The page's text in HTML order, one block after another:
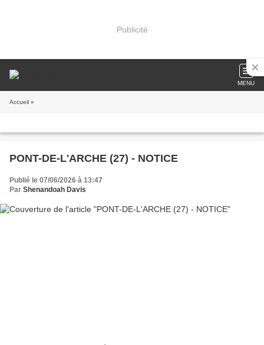
Publicité
MENU
Accueil »
PONT-DE-L'ARCHE (27) - NOTICE
Publié le 07/06/2026 à 13:47
Par Shenandoah Davis